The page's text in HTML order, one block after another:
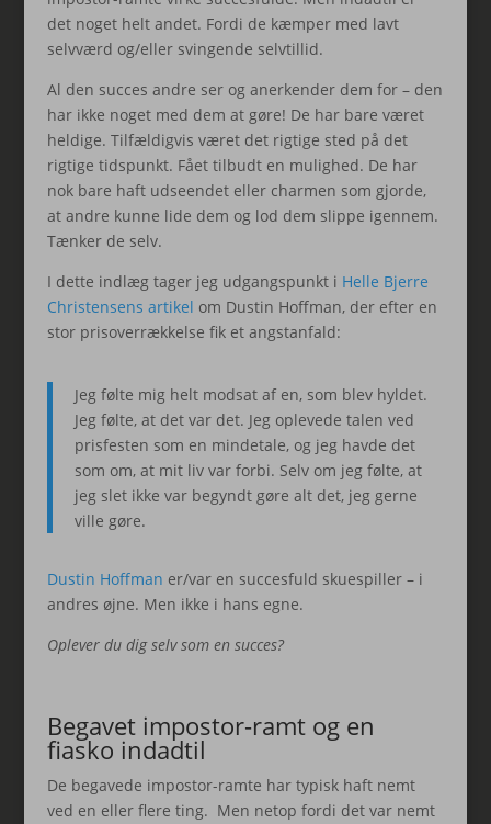
det noget helt andet. Fordi de kæmper med lavt
selvværd og/eller svingende selvtillid.
Al den succes andre ser og anerkender dem for – den
har ikke noget med dem at gøre! De har bare været
heldige. Tilfældigvis været det rigtige sted på det
rigtige tidspunkt. Fået tilbudt en mulighed. De har
nok bare haft udseendet eller charmen som gjorde,
at andre kunne lide dem og lod dem slippe igennem.
Tænker de selv.
I dette indlæg tager jeg udgangspunkt i Helle Bjerre
Christensens artikel om Dustin Hoffman, der efter en
stor prisoverrækkelse fik et angstanfald:
Jeg følte mig helt modsat af en, som blev hyldet.
Jeg følte, at det var det. Jeg oplevede talen ved
prisfesten som en mindetale, og jeg havde det
som om, at mit liv var forbi. Selv om jeg følte, at
jeg slet ikke var begyndt gøre alt det, jeg gerne
ville gøre.
Dustin Hoffman er/var en succesfuld skuespiller – i
andres øjne. Men ikke i hans egne.
Oplever du dig selv som en succes?
Begavet impostor-ramt og en
fiasko indadtil
De begavede impostor-ramte har typisk haft nemt
ved en eller flere ting. Men netop fordi det var nemt